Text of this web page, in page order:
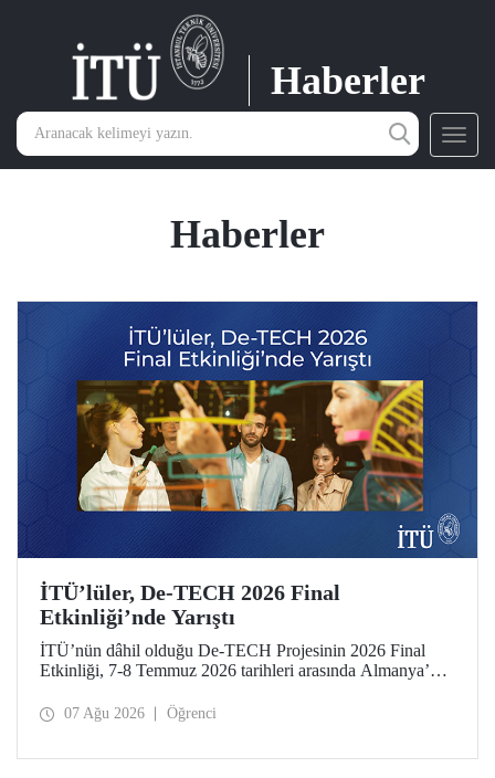
Haberler
Haberler
İTÜ’lüler, De-TECH 2026 Final
Etkinliği’nde Yarıştı
İTÜ’nün dâhil olduğu De-TECH Projesinin 2026 Final
Etkinliği, 7-8 Temmuz 2026 tarihleri arasında Almanya’da
İTÜ’lü girişimciler, etkinlikte girişimlerini ve projelerini
07 Ağu 2026 Öğrenci